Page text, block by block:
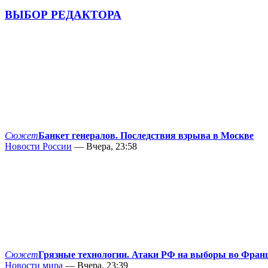
ВЫБОР РЕДАКТОРА
СюжетБанкет генералов. Последствия взрыва в Москве
Новости России — Вчера, 23:58
СюжетГрязные технологии. Атаки РФ на выборы во
Новости мира — Вчера, 23:39